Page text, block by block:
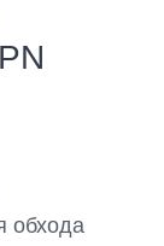
обхода